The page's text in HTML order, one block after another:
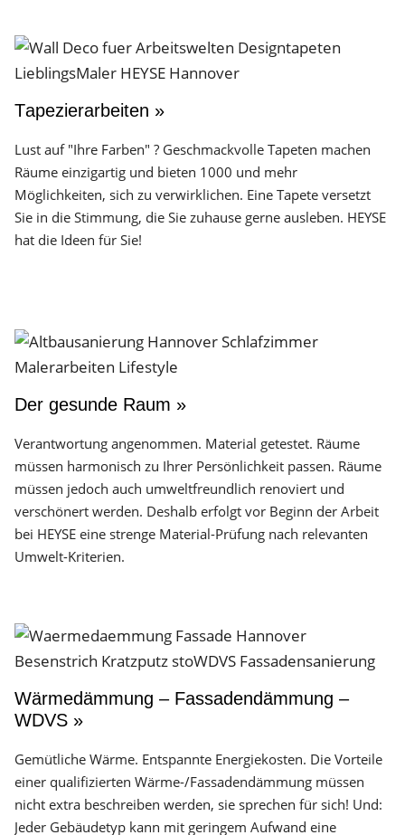
Tapezierarbeiten »
Lust auf "Ihre Farben" ? Geschmackvolle Tapeten machen
Räume einzigartig und bieten 1000 und mehr
Möglichkeiten, sich zu verwirklichen. Eine Tapete versetzt
Sie in die Stimmung, die Sie zuhause gerne ausleben. HEYSE
hat die Ideen für Sie!
Der gesunde Raum »
Verantwortung angenommen. Material getestet. Räume
müssen harmonisch zu Ihrer Persönlichkeit passen. Räume
müssen jedoch auch umweltfreundlich renoviert und
verschönert werden. Deshalb erfolgt vor Beginn der Arbeit
bei HEYSE eine strenge Material-Prüfung nach relevanten
Umwelt-Kriterien.
Wärmedämmung – Fassadendämmung –
WDVS »
Gemütliche Wärme. Entspannte Energiekosten. Die Vorteile
einer qualifizierten Wärme-/Fassadendämmung müssen
nicht extra beschreiben werden, sie sprechen für sich! Und:
Jeder Gebäudetyp kann mit geringem Aufwand eine